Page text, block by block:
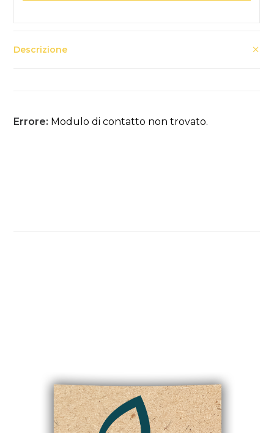
Descrizione
Errore: Modulo di contatto non trovato.